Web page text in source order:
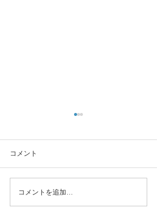
🌸 En-Joy Englishの英検合
格実績（2026年度 第1回）
コメント
コメントを追加…